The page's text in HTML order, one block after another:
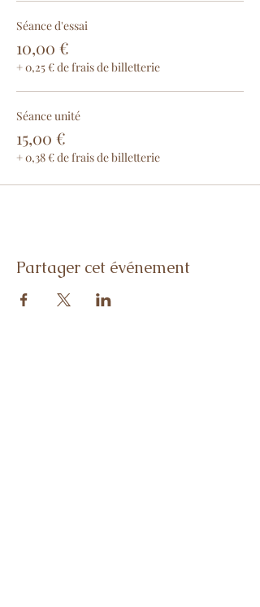
Séance d'essai
10,00 €
+ 0,25 € de frais de billetterie
Séance unité
15,00 €
+ 0,38 € de frais de billetterie
Partager cet événement